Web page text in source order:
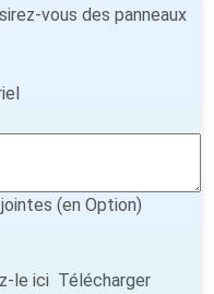
vous des panneaux
(en Option)
le ici Télécharger